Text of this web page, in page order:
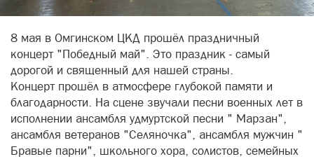
8 мая в Омгинском ЦКД прошёл праздничный
концерт "Победный май". Это праздник - самый
дорогой и священный для нашей страны.
Концерт прошёл в атмосфере глубокой памяти и
благодарности. На сцене звучали песни военных лет в
исполнении ансамбля удмуртской песни " Марзан",
ансамбля ветеранов "Селяночка", ансамбля мужчин "
Бравые парни", школьного хора, солистов, семейных